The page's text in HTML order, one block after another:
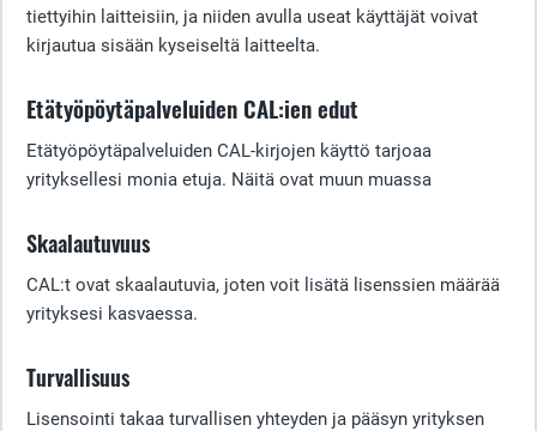
tiettyihin laitteisiin, ja niiden avulla useat käyttäjät voivat
kirjautua sisään kyseiseltä laitteelta.
Etätyöpöytäpalveluiden CAL:ien edut
Etätyöpöytäpalveluiden CAL-kirjojen käyttö tarjoaa
yrityksellesi monia etuja. Näitä ovat muun muassa
Skaalautuvuus
CAL:t ovat skaalautuvia, joten voit lisätä lisenssien määrää
yrityksesi kasvaessa.
Turvallisuus
Lisensointi takaa turvallisen yhteyden ja pääsyn yrityksen